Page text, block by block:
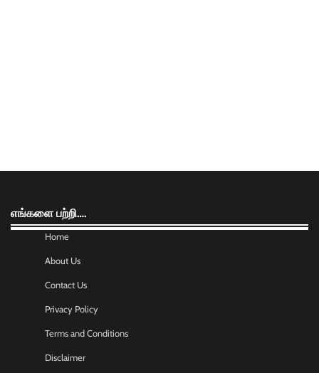
எங்களை பற்றி….
Home
About Us
Contact Us
Privacy Policy
Terms and Conditions
Disclaimer